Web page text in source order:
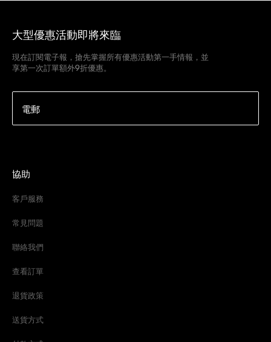
大型優惠活動即將來臨
現在訂閱電子報，搶先掌握所有優惠活動第一手情報，並
享第一次訂單額外9折優惠。
電郵
協助
客戶服務
常見問題
聯絡我們
查看訂單
退貨政策
送貨方式